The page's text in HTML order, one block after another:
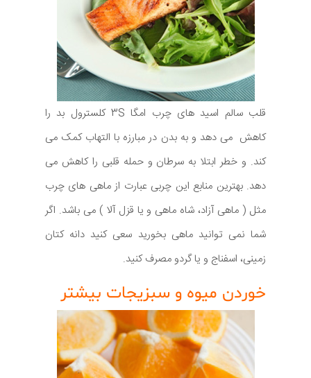
قلب سالم اسید های چرب امگا 3S کلسترول بد را
کاهش می دهد و به بدن در مبارزه با التهاب کمک می
کند. و خطر ابتلا به سرطان و حمله قلبی را کاهش می
دهد. بهترین منابع این چربی عبارت از ماهی های چرب
مثل ( ماهی آزاد، شاه ماهی و یا قزل آلا ) می باشد. اگر
شما نمی توانید ماهی بخورید سعی کنید دانه کتان
زمینی، اسفناج و یا گردو مصرف کنید.
خوردن میوه و سبزیجات بیشتر